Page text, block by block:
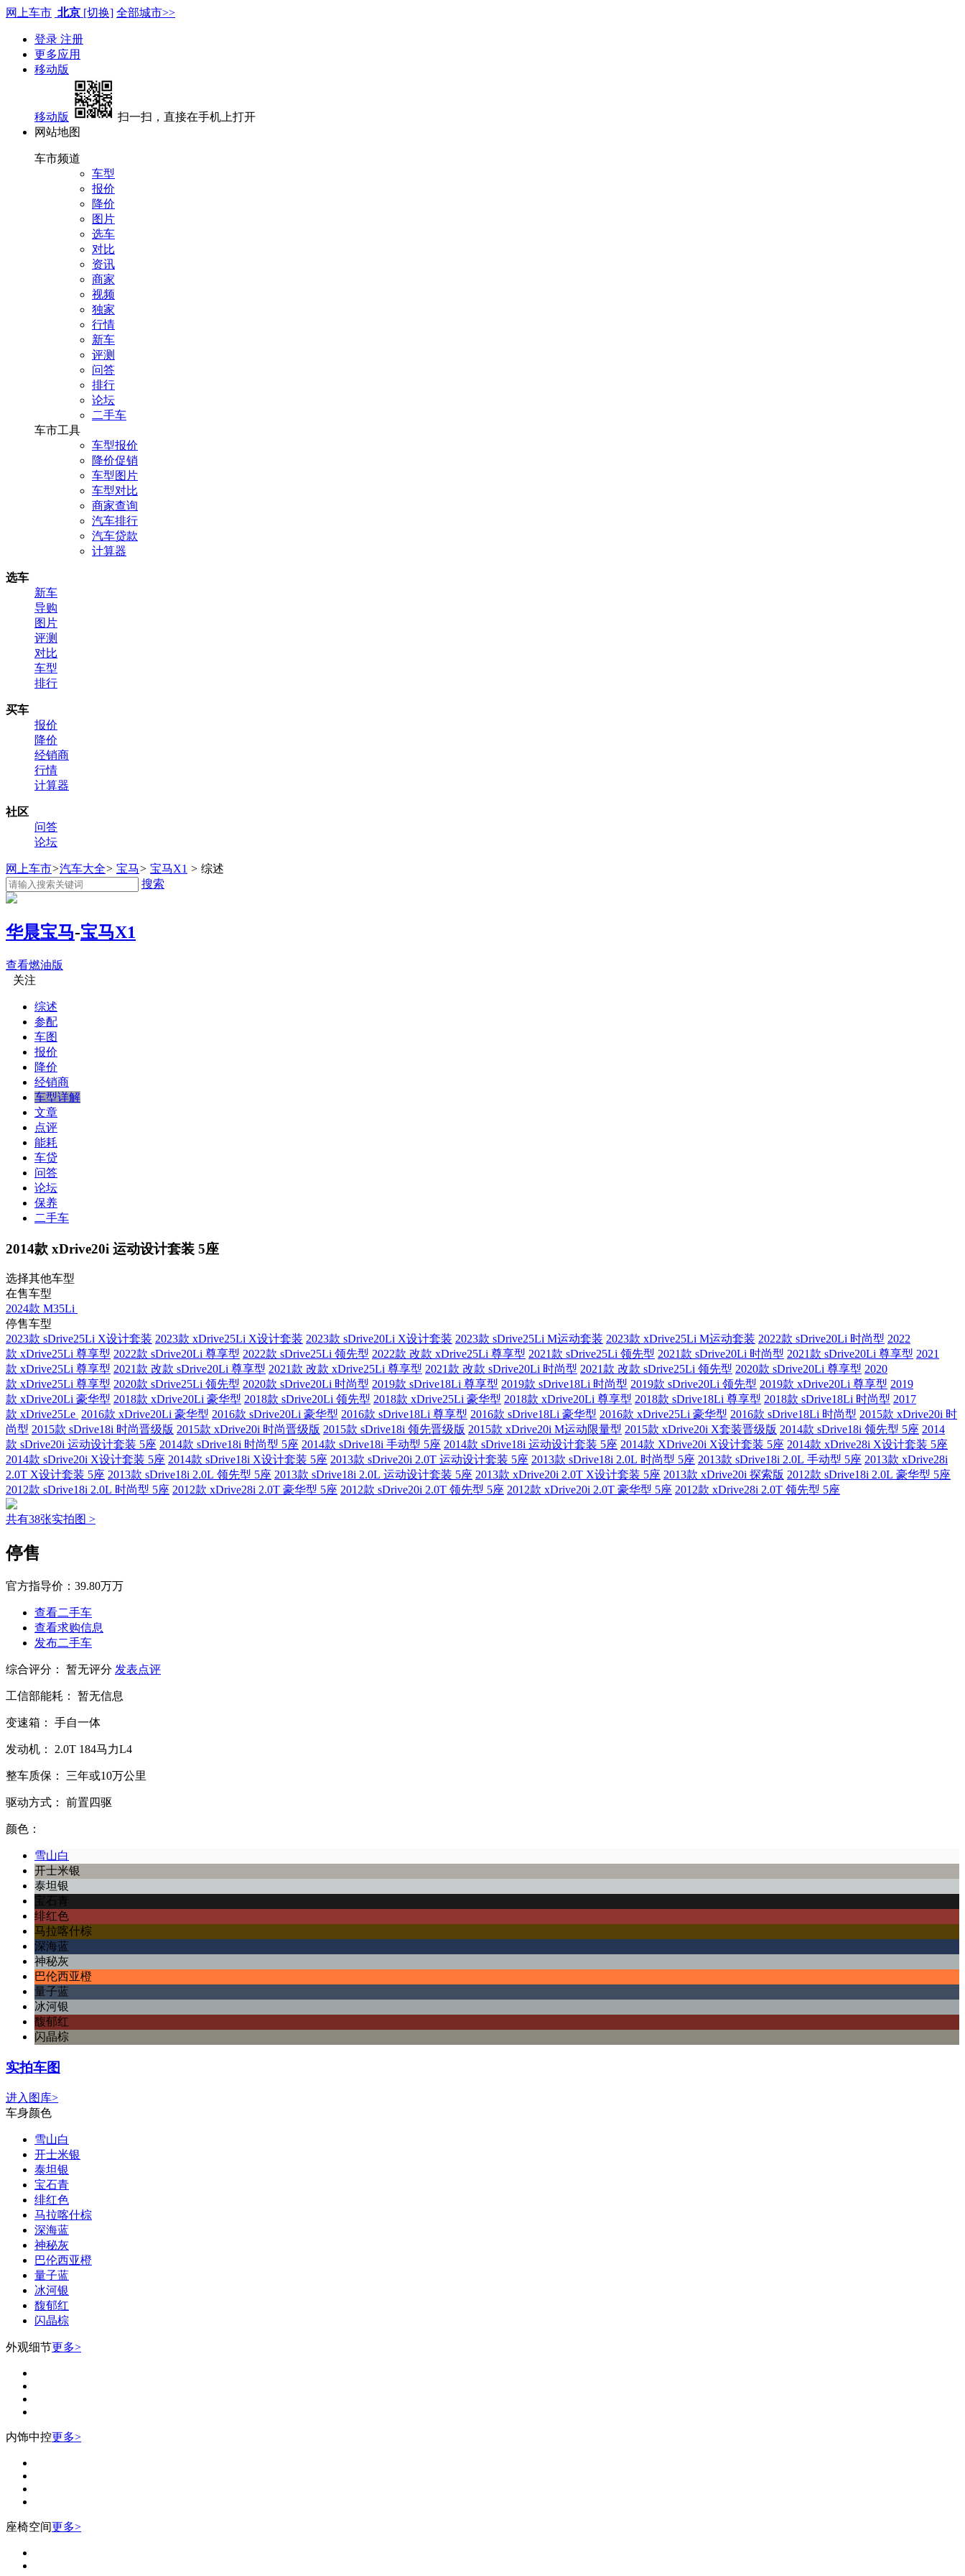
网上车市 北京 [切换] 全部城市>>
登录 注册
更多应用
移动版
移动版
扫一扫，直接在手机上打开
网站地图
车市频道
车型
报价
降价
图片
选车
对比
资讯
商家
视频
独家
行情
新车
评测
问答
排行
论坛
二手车
车市工具
车型报价
降价促销
车型图片
车型对比
商家查询
汽车排行
汽车贷款
计算器
选车
新车
导购
图片
评测
对比
车型
排行
买车
报价
降价
经销商
行情
计算器
社区
问答
论坛
网上车市>汽车大全> 宝马> 宝马X1 > 综述
搜索
华晨宝马-宝马X1
查看燃油版
关注
综述
参配
车图
报价
降价
经销商
车型详解
文章
点评
能耗
车贷
问答
论坛
保养
二手车
2014款 xDrive20i 运动设计套装 5座
选择其他车型
在售车型
2024款 M35Li
停售车型
2023款 sDrive25Li X设计套装 2023款 xDrive25Li X设计套装 2023款 sDrive20Li X设计套装 2023款 sDrive25Li M运动套装 2023款 xDrive25Li M运动套装 2022款 sDrive20Li 时尚型 2022
款 xDrive25Li 尊享型 2022款 sDrive20Li 尊享型 2022款 sDrive25Li 领先型 2022款 改款 xDrive25Li 尊享型 2021款 sDrive25Li 领先型 2021款 sDrive20Li 时尚型 2021款 sDrive20Li 尊享型 2021
款 xDrive25Li 尊享型 2021款 改款 sDrive20Li 尊享型 2021款 改款 xDrive25Li 尊享型 2021款 改款 sDrive20Li 时尚型 2021款 改款 sDrive25Li 领先型 2020款 sDrive20Li 尊享型 2020
款 xDrive25Li 尊享型 2020款 sDrive25Li 领先型 2020款 sDrive20Li 时尚型 2019款 sDrive18Li 尊享型 2019款 sDrive18Li 时尚型 2019款 sDrive20Li 领先型 2019款 xDrive20Li 尊享型 2019
款 xDrive20Li 豪华型 2018款 xDrive20Li 豪华型 2018款 sDrive20Li 领先型 2018款 xDrive25Li 豪华型 2018款 xDrive20Li 尊享型 2018款 sDrive18Li 尊享型 2018款 sDrive18Li 时尚型 2017
款 xDrive25Le 2016款 xDrive20Li 豪华型 2016款 sDrive20Li 豪华型 2016款 sDrive18Li 尊享型 2016款 sDrive18Li 豪华型 2016款 xDrive25Li 豪华型 2016款 sDrive18Li 时尚型 2015款 xDrive20i 时
尚型 2015款 sDrive18i 时尚晋级版 2015款 xDrive20i 时尚晋级版 2015款 sDrive18i 领先晋级版 2015款 xDrive20i M运动限量型 2015款 xDrive20i X套装晋级版 2014款 sDrive18i 领先型 5座 2014
款 sDrive20i 运动设计套装 5座 2014款 sDrive18i 时尚型 5座 2014款 sDrive18i 手动型 5座 2014款 sDrive18i 运动设计套装 5座 2014款 XDrive20i X设计套装 5座 2014款 xDrive28i X设计套装 5座
2014款 sDrive20i X设计套装 5座 2014款 sDrive18i X设计套装 5座 2013款 sDrive20i 2.0T 运动设计套装 5座 2013款 sDrive18i 2.0L 时尚型 5座 2013款 sDrive18i 2.0L 手动型 5座 2013款 xDrive28i
2.0T X设计套装 5座 2013款 sDrive18i 2.0L 领先型 5座 2013款 sDrive18i 2.0L 运动设计套装 5座 2013款 xDrive20i 2.0T X设计套装 5座 2013款 xDrive20i 探索版 2012款 sDrive18i 2.0L 豪华型 5座
2012款 sDrive18i 2.0L 时尚型 5座 2012款 xDrive28i 2.0T 豪华型 5座 2012款 sDrive20i 2.0T 领先型 5座 2012款 xDrive20i 2.0T 豪华型 5座 2012款 xDrive28i 2.0T 领先型 5座
共有38张实拍图 >
停售
官方指导价： 39.80万万
查看二手车
查看求购信息
发布二手车
综合评分： 暂无评分 发表点评
工信部能耗： 暂无信息
变速箱： 手自一体
发动机： 2.0T 184马力L4
整车质保： 三年或10万公里
驱动方式： 前置四驱
颜色：
雪山白
开士米银
泰坦银
宝石青
绯红色
马拉喀什棕
深海蓝
神秘灰
巴伦西亚橙
量子蓝
冰河银
馥郁红
闪晶棕
实拍车图
进入图库>
车身颜色
雪山白
开士米银
泰坦银
宝石青
绯红色
马拉喀什棕
深海蓝
神秘灰
巴伦西亚橙
量子蓝
冰河银
馥郁红
闪晶棕
外观细节更多>
内饰中控更多>
座椅空间更多>